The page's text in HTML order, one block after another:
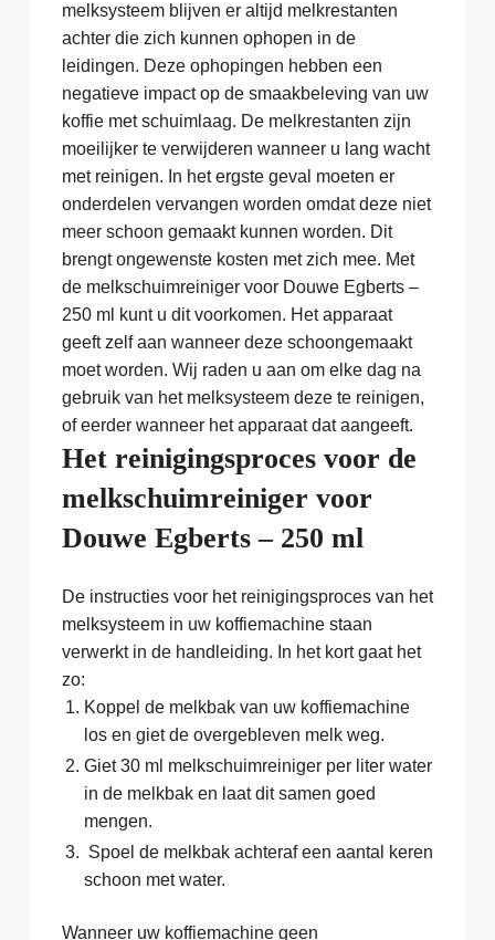
melksysteem blijven er altijd melkrestanten
achter die zich kunnen ophopen in de
leidingen. Deze ophopingen hebben een
negatieve impact op de smaakbeleving van uw
koffie met schuimlaag. De melkrestanten zijn
moeilijker te verwijderen wanneer u lang wacht
met reinigen. In het ergste geval moeten er
onderdelen vervangen worden omdat deze niet
meer schoon gemaakt kunnen worden. Dit
brengt ongewenste kosten met zich mee. Met
de melkschuimreiniger voor Douwe Egberts –
250 ml kunt u dit voorkomen. Het apparaat
geeft zelf aan wanneer deze schoongemaakt
moet worden. Wij raden u aan om elke dag na
gebruik van het melksysteem deze te reinigen,
of eerder wanneer het apparaat dat aangeeft.
Het reinigingsproces voor de
melkschuimreiniger voor
Douwe Egberts – 250 ml
De instructies voor het reinigingsproces van het
melksysteem in uw koffiemachine staan
verwerkt in de handleiding. In het kort gaat het
zo:
Koppel de melkbak van uw koffiemachine
los en giet de overgebleven melk weg.
Giet 30 ml melkschuimreiniger per liter water
in de melkbak en laat dit samen goed
mengen.
Spoel de melkbak achteraf een aantal keren
schoon met water.
Wanneer uw koffiemachine geen